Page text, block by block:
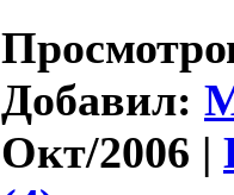
Добавил:
Окт/2006 |